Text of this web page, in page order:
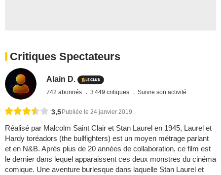
Critiques Spectateurs
Alain D.
742 abonnés 3 449 critiques Suivre son activité
3,5 Publiée le 24 janvier 2019
Réalisé par Malcolm Saint Clair et Stan Laurel en 1945, Laurel et
Hardy toréadors (the bullfighters) est un moyen métrage parlant
et en N&B. Après plus de 20 années de collaboration, ce film est
le dernier dans lequel apparaissent ces deux monstres du cinéma
comique. Une aventure burlesque dans laquelle Stan Laurel et